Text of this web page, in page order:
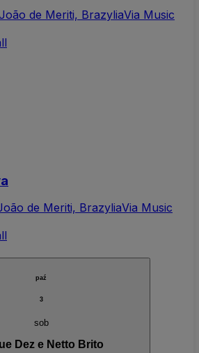
de Meriti, BrazyliaVia Music
de Meriti, BrazyliaVia Music
paź
3
sob
Dez e Netto Brito